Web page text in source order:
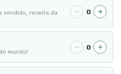
vendido, receita da
− 0 +
mundo!
− 0 +